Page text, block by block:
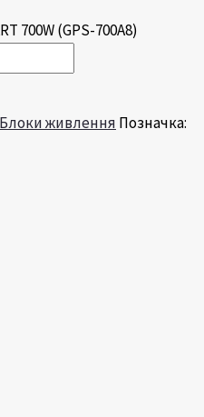
700W (GPS-700A8)
Блоки живлення Позначка: